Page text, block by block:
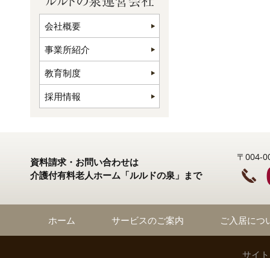
会社概要
事業所紹介
教育制度
採用情報
資料請求・お問い合わせは
介護付有料老人ホーム「ルルドの泉」まで
〒004-
ホーム サービスのご案内 ご入居につ
サイ